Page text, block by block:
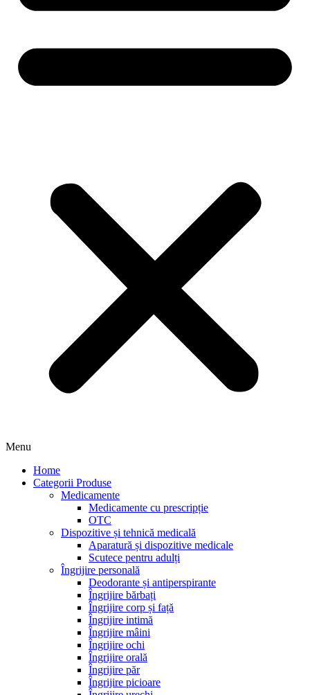
Menu
Home
Categorii Produse
Medicamente
Medicamente cu prescripție
OTC
Dispozitive și tehnică medicală
Aparatură și dispozitive medicale
Scutece pentru adulți
Îngrijire personală
Deodorante și antiperspirante
Îngrijire bărbați
Îngrijire corp și față
Îngrijire intimă
Îngrijire mâini
Îngrijire ochi
Îngrijire orală
Îngrijire păr
Îngrijire picioare